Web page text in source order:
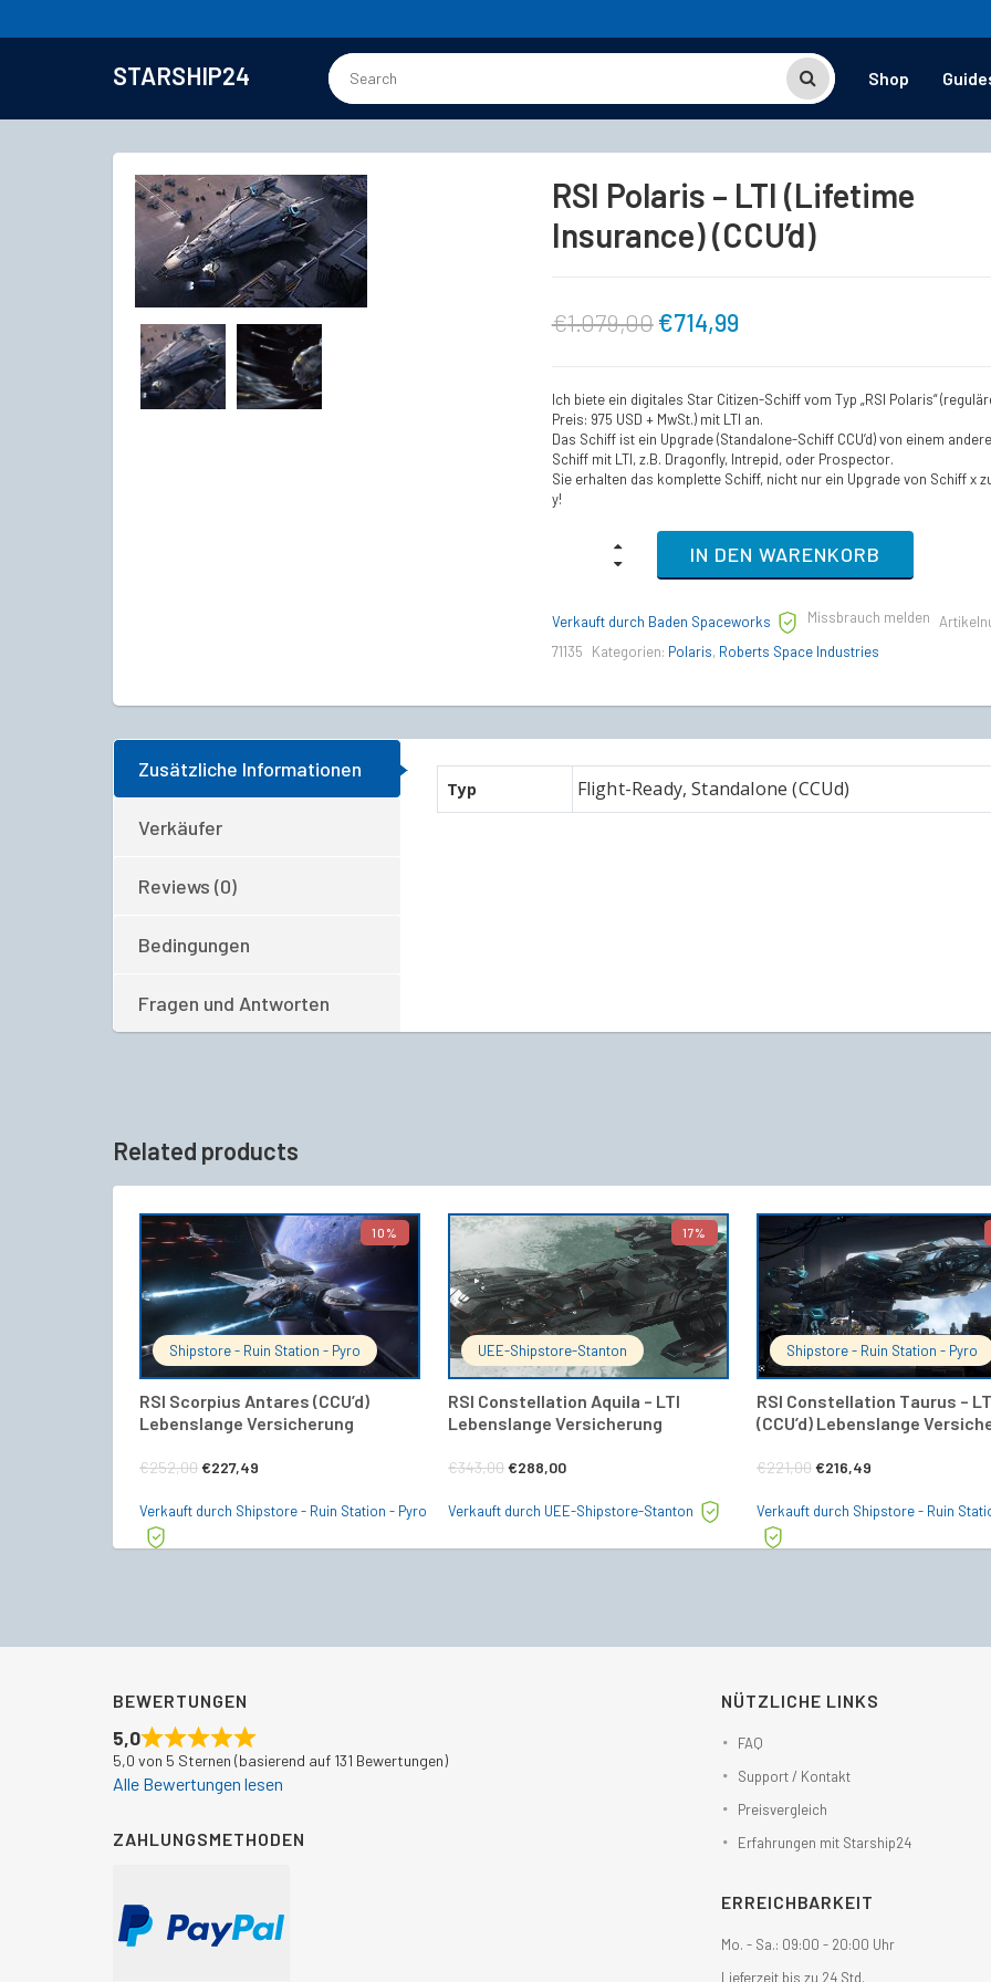
STARSHIP24 Shop
RSI Polaris – LTI (Lifetime
Insurance) (CCU’d)
€1.079,00 Ursprünglicher
war:
€1.079,00
€714,99Aktueller
ist:
€714,99.
Ich biete ein digitales Star Citizen-Schiff vom Typ „RSI Polaris“
Preis: 975 USD + MwSt.) mit LTI an.
Das Schiff ist ein Upgrade (Standalone-Schiff CCU’d) von einem
Schiff mit LTI, z.B. Dragonfly, Intrepid, oder Prospector.
Sie erhalten das komplette Schiff, nicht nur ein Upgrade von Schiff x
y!
(Lifetime
(CCU'd)
IN DEN WARENKORB
Verkauft durch Baden Spaceworks Missbrauch melden
71135
Kategorien: Polaris, Roberts Space Industries
Zusätzliche Informationen
Verkäufer
Reviews (0)
Bedingungen
Fragen und Antworten
Typ Flight-Ready, Standalone (CCUd)
Related products
10%
Shipstore - Ruin Station - Pyro
RSI Scorpius Antares (CCU’d)
Lebenslange Versicherung
€252,00Ursprünglicher
€227,49
IN DEN WARENKORB
Verkauft durch Shipstore - Ruin Station - Pyro
17%
UEE-Shipstore-Stanton
RSI Constellation Aquila – LTI
Lebenslange Versicherung
€343,00Ursprünglicher
€288,00
IN DEN WARENKORB
Verkauft durch UEE-Shipstore-Stanton
Shipstore - Ruin Station - Pyro
RSI Constellation Taurus –
(CCU’d) Lebenslange
€221,00Ursprünglicher
€216,49
IN DEN
Verkauft durch Shipstore - Ruin
BEWERTUNGEN
5,0
5,0 von 5 Sternen (basierend auf 131 Bewertungen)
Alle Bewertungen lesen
ZAHLUNGSMETHODEN
NÜTZLICHE LINKS
FAQ
Support / Kontakt
Preisvergleich
Erfahrungen mit Starship24
ERREICHBARKEIT
Mo. - Sa.: 09:00 - 20:00 Uhr
Lieferzeit bis zu 24 Std.